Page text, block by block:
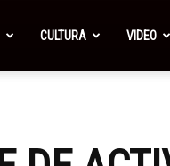
CULTURA VIDEO